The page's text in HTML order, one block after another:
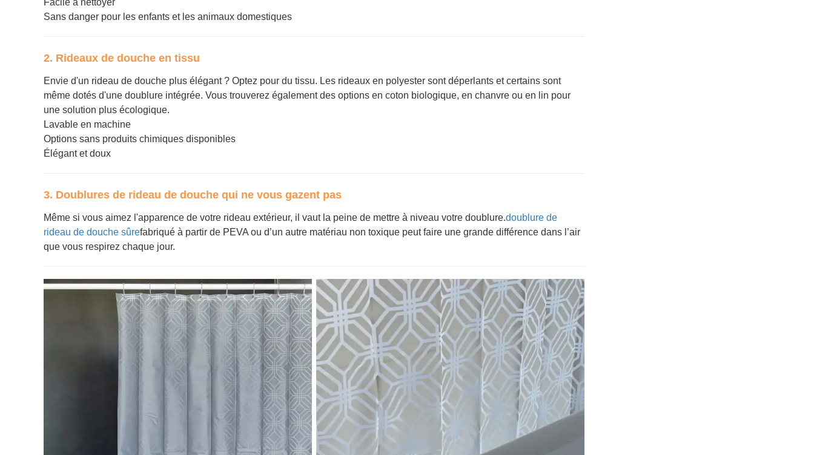
Facile à nettoyer
Sans danger pour les enfants et les animaux domestiques
2. Rideaux de douche en tissu
Envie d'un rideau de douche plus élégant ? Optez pour du tissu. Les rideaux en polyester sont déperlants et certains sont
même dotés d'une doublure intégrée. Vous trouverez également des options en coton biologique, en chanvre ou en lin pour
une solution plus écologique.
Lavable en machine
Options sans produits chimiques disponibles
Élégant et doux
3. Doublures de rideau de douche qui ne vous gazent pas
Même si vous aimez l'apparence de votre rideau extérieur, il vaut la peine de mettre à niveau votre doublure.doublure de
rideau de douche sûrefabriqué à partir de PEVA ou d’un autre matériau non toxique peut faire une grande différence dans l’air
que vous respirez chaque jour.